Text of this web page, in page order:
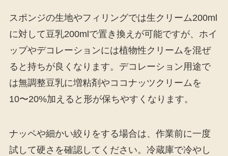
スポンジの生地やフィリングでは生クリーム200ml
に対して豆乳200mlで置き換えが可能ですが、ホイ
ップやデコレーションには植物性クリームを混ぜ
ると持ちが良くなります。デコレーション用途で
は無調整豆乳に増粘剤やココナッツクリームを
10〜20%加えると形が保ちやすくなります。
ナッペや細かい絞りをする場合は、作業前に一度
試して硬さを確認してください。冷蔵庫で冷やし